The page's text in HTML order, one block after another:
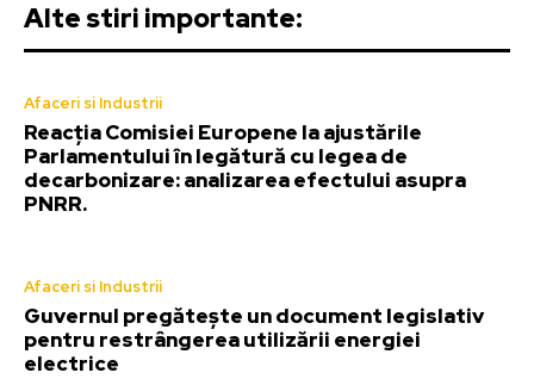
Alte stiri importante:
Afaceri si Industrii
Reacția Comisiei Europene la ajustările
Parlamentului în legătură cu legea de
decarbonizare: analizarea efectului asupra
PNRR.
Afaceri si Industrii
Guvernul pregătește un document legislativ
pentru restrângerea utilizării energiei
electrice